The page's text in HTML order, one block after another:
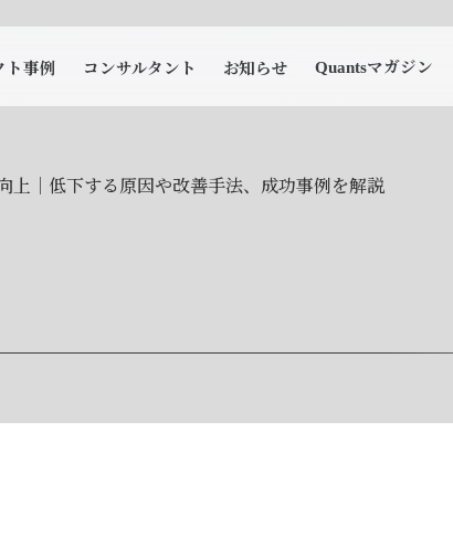
ト事例 コンサルタント お知らせ Quantsマガジン
上｜低下する原因や改善手法、成功事例を解説